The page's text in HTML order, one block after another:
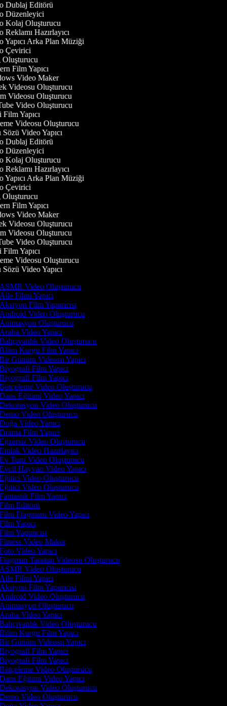
Dublaj Editörü
Düzenleyici
Kolaj Oluşturucu
Hazırlayıcı
Arka Plan Müziği
Çevirici
Film Yapıcı
Video Maker
Videosu Oluşturucu
Videosu Oluşturucu
Video Oluşturucu
Yapıcı
Videosu Oluşturucu
Video Yapıcı
Dublaj Editörü
Düzenleyici
Kolaj Oluşturucu
Hazırlayıcı
Arka Plan Müziği
Çevirici
Film Yapıcı
Video Maker
Videosu Oluşturucu
Videosu Oluşturucu
Video Oluşturucu
Yapıcı
Videosu Oluşturucu
Video Yapıcı
Video Oluşturucu
Filmi Yapıcı
Film Yapımcısı
Video Oluşturucu
Oluşturucu
Video Yapıcı
Video Oluşturucu
Kurgu Film Yapıcı
Günüm Videosu Yapıcı
Film Yapıcı
Film Yapıcı
Video Oluşturucu
Eğitimi Video Yapıcı
Video Oluşturucu
Video Oluşturucu
Video Yapıcı
Film Yapıcı
Video Oluşturucu
Video Hazırlayıcı
Turu Video Oluşturucu
Hayvan Video Yapıcı
Video Oluşturucu
Video Oluşturucu
Film Yapıcı
Editörü
Fragmanı Video Yapıcı
Yapıcı
Yapımcısı
Video Maker
Video Yapıcı
Tanıtım Videosu Oluşturucu
Video Oluşturucu
Filmi Yapıcı
Film Yapımcısı
Video Oluşturucu
Oluşturucu
Video Yapıcı
Video Oluşturucu
Kurgu Film Yapıcı
Günüm Videosu Yapıcı
Film Yapıcı
Film Yapıcı
Video Oluşturucu
Eğitimi Video Yapıcı
Video Oluşturucu
Video Oluşturucu